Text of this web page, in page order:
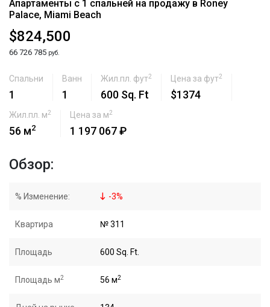
Апартаменты с 1 спальней на продажу в Roney
Palace, Miami Beach
$824,500
66 726 785 руб.
Спальни
1
Ванн
1
Жил.пл. фут2
600 Sq. Ft
Цена за фут2
$1374
Жил.пл. м2
56 м2
Цена за м2
1 197 067 ₽
Обзор:
% Изменение: -3%
Квартира № 311
Площадь 600 Sq. Ft.
Площадь м2 56 м2